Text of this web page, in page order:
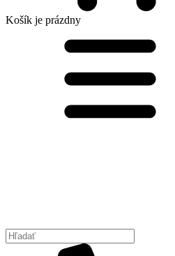
Košík je prázdny